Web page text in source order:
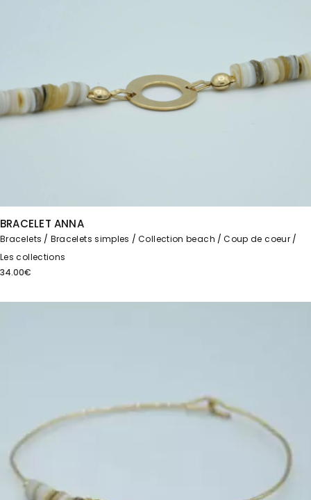
BRACELET ANNA
Bracelets Bracelets simples Collection beach
Coup de coeur
Les collections
34.00€